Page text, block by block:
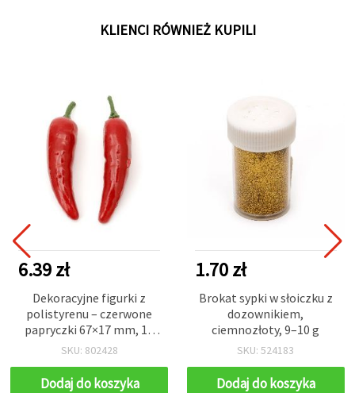
KLIENCI RÓWNIEŻ KUPILI
6.39 zł
Dekoracyjne figurki z
polistyrenu – czerwone
papryczki 67×17 mm, 10
szt.
SKU: 802428
Dodaj do koszyka
1.70 zł
Brokat sypki w słoiczku z
dozownikiem,
ciemnozłoty, 9–10 g
SKU: 524183
Dodaj do koszyka